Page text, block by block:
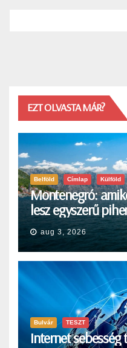
EZT OLVASTA MÁR?
Belföld Címlap Külföld
Montenegró:
lesz egyszerű
aug 3, 2026
Bulvár TESZT
Internet sebesség